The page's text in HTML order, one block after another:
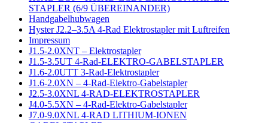
STAPLER (6/9 ÜBEREINANDER)
Handgabelhubwagen
Hyster J2.2–3.5A 4-Rad Elektrostapler mit Luftreifen
Impressum
J1.5-2.0XNT – Elektrostapler
J1.5-3.5UT 4-Rad-ELEKTRO-GABELSTAPLER
J1.6-2.0UTT 3-Rad-Elektrostapler
J1.6-2.0XN – 4-Rad-Elektro-Gabelstapler
J2.5-3.0XNL 4-RAD-ELEKTROSTAPLER
J4.0-5.5XN – 4-Rad-Elektro-Gabelstapler
J7.0-9.0XNL 4-RAD LITHIUM-IONEN